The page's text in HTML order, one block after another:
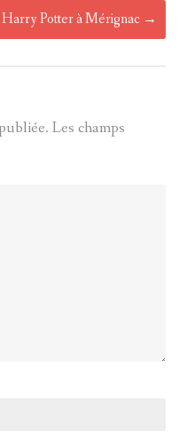
Potter à Mérignac →
Les champs